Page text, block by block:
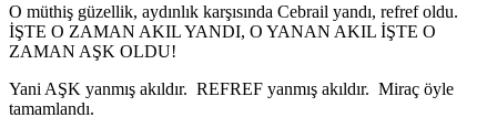
O müthiş güzellik, aydınlık karşısında Cebrail yandı, refref oldu.
İŞTE O ZAMAN AKIL YANDI, O YANAN AKIL İŞTE O
ZAMAN AŞK OLDU!
Yani AŞK yanmış akıldır. REFREF yanmış akıldır. Miraç öyle
tamamlandı.